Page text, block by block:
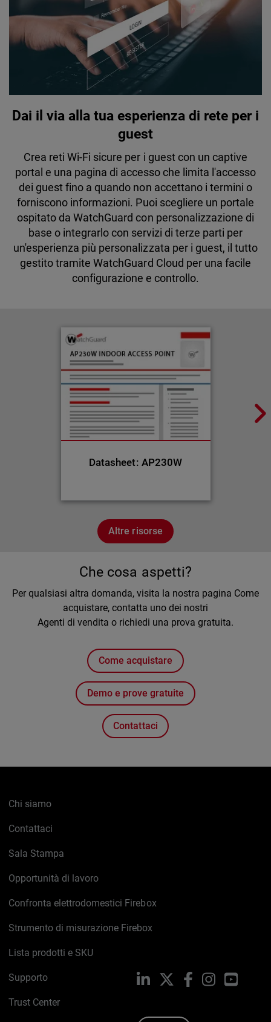
Dai il via alla tua esperienza di rete per i
guest
Crea reti Wi-Fi sicure per i guest con un captive
portal e una pagina di accesso che limita l'accesso
dei guest fino a quando non accettano i termini o
forniscono informazioni. Puoi scegliere un portale
ospitato da WatchGuard con personalizzazione di
base o integrarlo con servizi di terze parti per
un'esperienza più personalizzata per i guest, il tutto
gestito tramite WatchGuard Cloud per una facile
configurazione e controllo.
Datasheet: AP230W
Altre risorse
Che cosa aspetti?
Per qualsiasi altra domanda, visita la nostra pagina Come
acquistare, contatta uno dei nostri
Agenti di vendita o richiedi una prova gratuita.
Come acquistare
Demo e prove gratuite
Contattaci
Chi siamo
Contattaci
Sala Stampa
Opportunità di lavoro
Confronta elettrodomestici Firebox
Strumento di misurazione Firebox
Lista prodotti e SKU
Supporto
Trust Center
LinkedIn FacebookInstagram